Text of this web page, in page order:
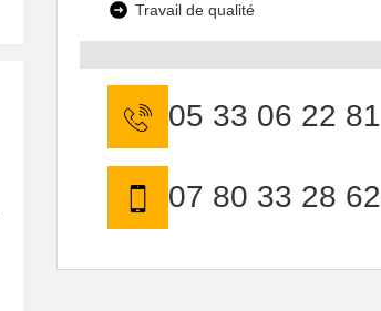
Travail de qualité
05 33 06 22 81
07 80 33 28 62